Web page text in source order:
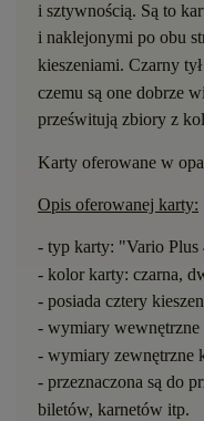
i sztywnością. Są to
i naklejonymi po obu
kieszeniami. Czarny tył
czemu są one dobrze
prześwitują zbiory z
Karty oferowane w
Opis oferowanej karty:
- typ karty: "Vario Plus
- kolor karty: czarna,
- posiada cztery
- wymiary wewnętrzne
- wymiary zewnętrzne
- przeznaczona są do
biletów, karnetów itp.